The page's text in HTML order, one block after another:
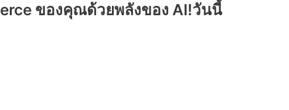
ของคุณด้วยพลังของ AI!วันนี้